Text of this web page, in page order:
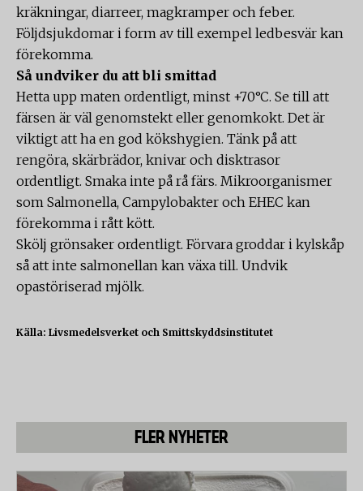
kräkningar, diarreer, magkramper och feber.
Följdsjukdomar i form av till exempel ledbesvär kan
förekomma.
Så undviker du att bli smittad
Hetta upp maten ordentligt, minst +70°C. Se till att
färsen är väl genomstekt eller genomkokt. Det är
viktigt att ha en god kökshygien. Tänk på att
rengöra, skärbrädor, knivar och disktrasor
ordentligt. Smaka inte på rå färs. Mikroorganismer
som Salmonella, Campylobakter och EHEC kan
förekomma i rått kött.
Skölj grönsaker ordentligt. Förvara groddar i kylskåp
så att inte salmonellan kan växa till. Undvik
opastöriserad mjölk.
Källa: Livsmedelsverket och Smittskyddsinstitutet
FLER NYHETER